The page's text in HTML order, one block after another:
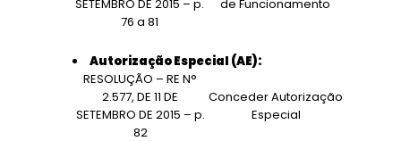
SETEMBRO DE 2015 – p.
76 a 81
de Funcionamento
Autorização Especial (AE):
RESOLUÇÃO – RE N°
2.577, DE 11 DE
SETEMBRO DE 2015 – p.
82
Conceder Autorização
Especial